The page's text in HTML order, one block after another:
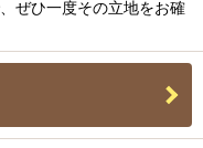
ぜひ一度その立地をお確